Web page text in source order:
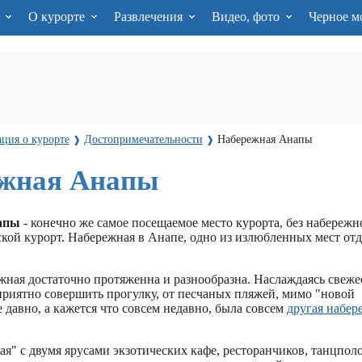
О курорте Развлечения Видео, фото Черное
о курорте ❱ Достопримечательности ❱ Набережная Анапы
Анапы
- конечно же самое посещаемое место курорта, без
курорт. Набережная в Анапе, одно из излюбленных мест
достаточно протяженна и разнообразна. Наслаждаясь
совершить прогулку, от песчаных пляжей, мимо "новой
а кажется что совсем недавно, была совсем другая
с двумя ярусами экзотических кафе, ресторанчиков,